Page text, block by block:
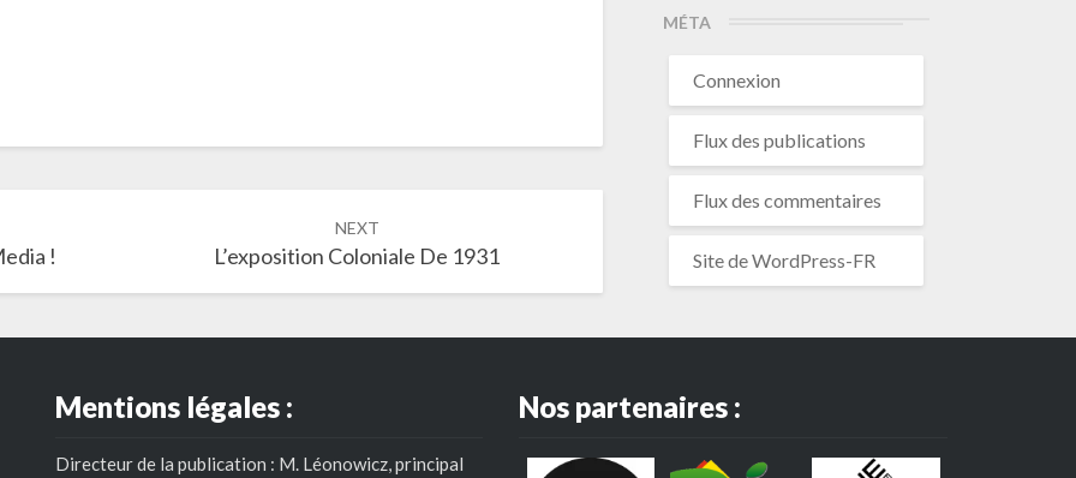
!
NEXT
L’exposition Coloniale De 1931
MÉTA
Connexion
Flux des publications
Flux des commentaires
Site de WordPress-FR
Mentions légales :
Directeur de la publication : M. Léonowicz, principal
Nos partenaires :